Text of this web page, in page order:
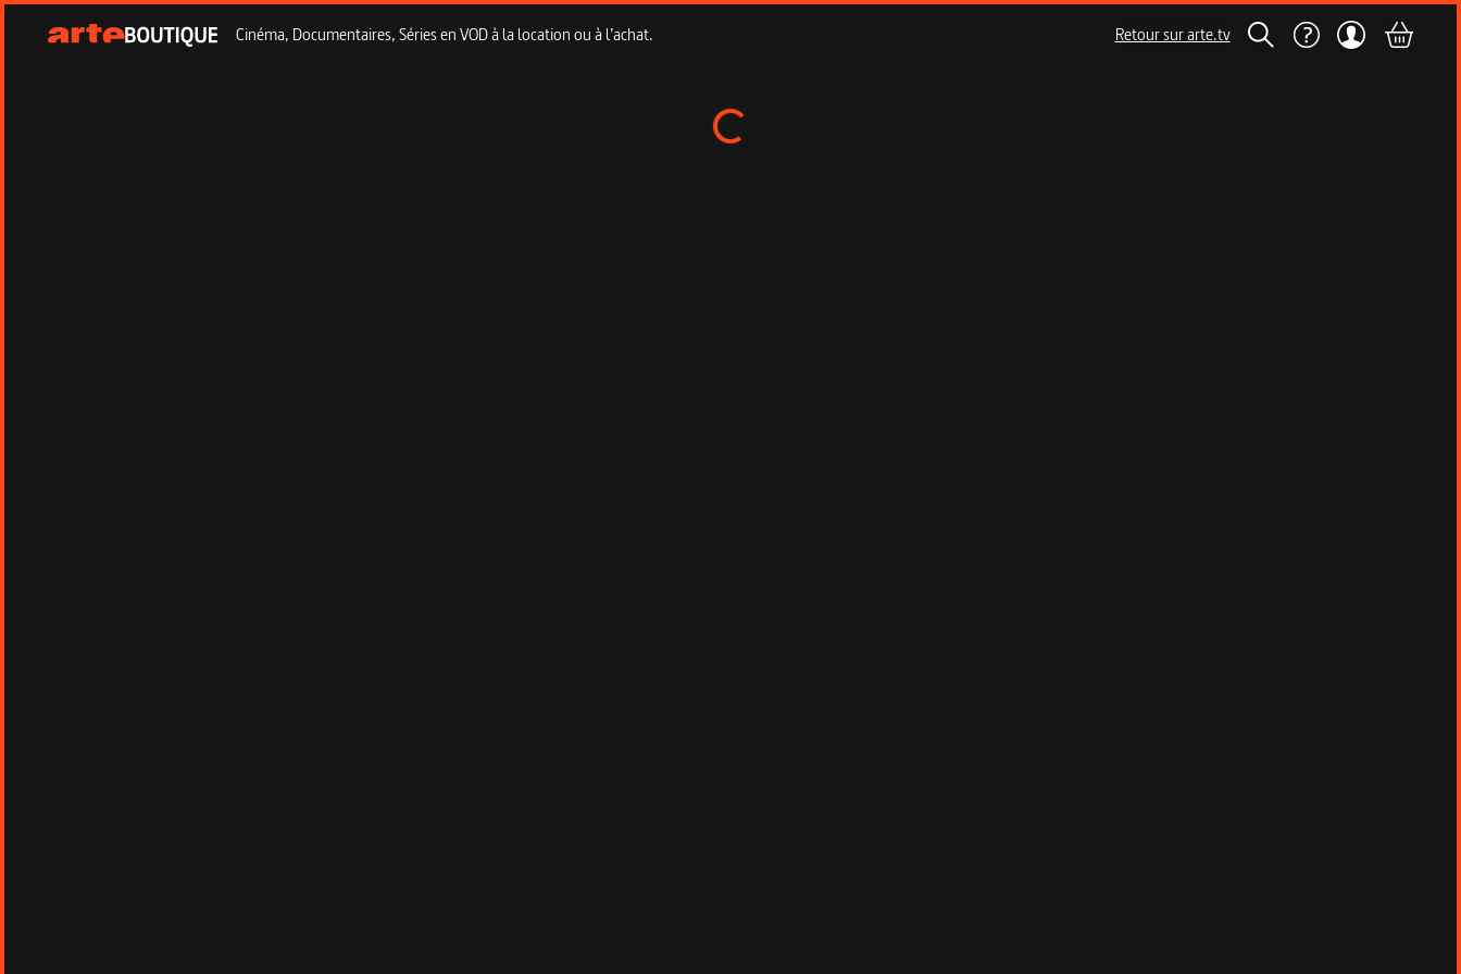
Cinéma, Documentaires, Séries en VOD à la location ou à l’achat. Retour sur arte.tv